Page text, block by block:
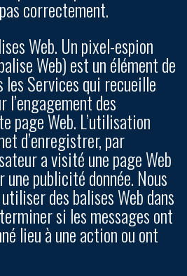
correctement.
Web. Un pixel-espion
Web) est un élément de
les Services qui recueille
des
page Web. L’utilisation
d’enregistrer, par
a visité une page Web
une publicité donnée. Nous
des balises Web dans
si les messages ont
lieu à une action ou ont